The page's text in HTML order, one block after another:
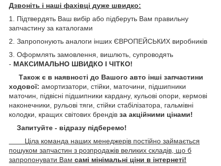
Дзвоніть і наші фахівці дуже швидко:
1. Підтвердять Ваш вибір або підберуть Вам правильну
запчастину за каталогами
2. Запропонують аналоги інших ЄВРОПЕЙСЬКИХ виробників
3. Оформлять замовлення, вишлють, супроводять
- МАКСИМАЛЬНО ШВИДКО І ЧІТКО!
Також є в наявності до Вашого авто інші запчастини
ходової: амортизатори, стійки, маточини, підшипники
маточин, підвісні підшипники кардану, кульові опори, кермові
наконечники, рульові тяги, стійки стабілізатора, гальмівні
колодки, кращих світових брендів за акційними цінами!
Запитуйте - відразу підберемо!
Ціла команда наших менеджерів постійно займається
пошуком запчастин з розпродажів великих складів, що б
запропонувати Вам самі мінімальні ціни в інтернеті!